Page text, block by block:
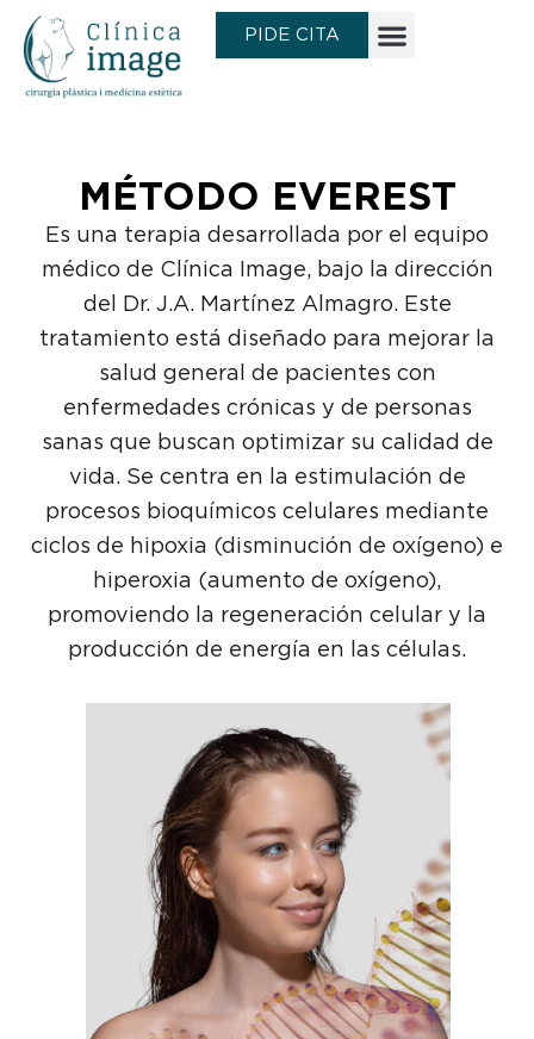
contenido
PIDE CITA
MÉTODO EVEREST
Es una terapia desarrollada por el equipo
médico de Clínica Image, bajo la dirección
del Dr. J.A. Martínez Almagro. Este
tratamiento está diseñado para mejorar la
salud general de pacientes con
enfermedades crónicas y de personas
sanas que buscan optimizar su calidad de
vida. Se centra en la estimulación de
procesos bioquímicos celulares mediante
ciclos de hipoxia (disminución de oxígeno) e
hiperoxia (aumento de oxígeno),
promoviendo la regeneración celular y la
producción de energía en las células.